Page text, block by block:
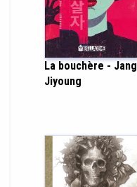
La bouchère - Jang
Jiyoung